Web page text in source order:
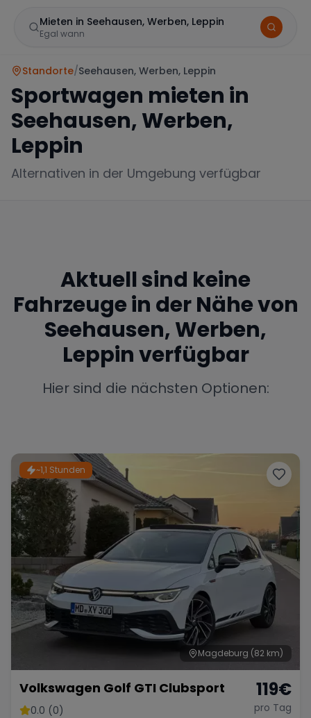
Mieten in Seehausen, Werben, Leppin
Egal wann
Porsche Lamborghini Ferrari
Tesla
Bentley Aston Martin
Bugatti Lotus Maserati
Wann
Standorte/Seehausen, Werben, Leppin
Sportwagen mieten in
Seehausen, Werben,
Leppin
Alternativen in der Umgebung verfügbar
Aktuell sind keine
Fahrzeuge in der Nähe von
Seehausen, Werben,
Leppinverfügbar
Hier sind die nächsten Optionen:
~1,1 Stunden
Magdeburg (82 km)
Volkswagen Golf GTI Clubsport
0.0 (0)
119€
pro Tag